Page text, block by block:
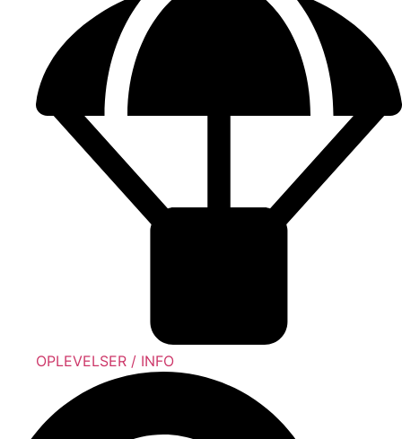
OPLEVELSER / INFO